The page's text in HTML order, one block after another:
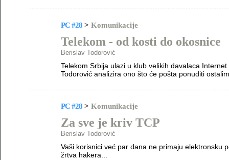
PC #28 > Komunikacije
Telekom - od kosti do okosnice
Berislav Todorović
Telekom Srbija ulazi u klub velikih davalaca
Todorović analizira ono što će pošta ponuditi
PC #28 > Komunikacije
Za sve je kriv TCP
Berislav Todorović
Vaši korisnici već par dana ne primaju elektronsku
žrtva hakera...